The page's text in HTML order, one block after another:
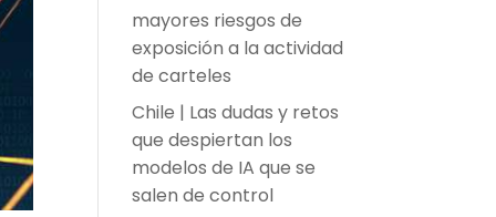
mayores riesgos de
exposición a la actividad
de carteles
Chile | Las dudas y retos
que despiertan los
modelos de IA que se
salen de control